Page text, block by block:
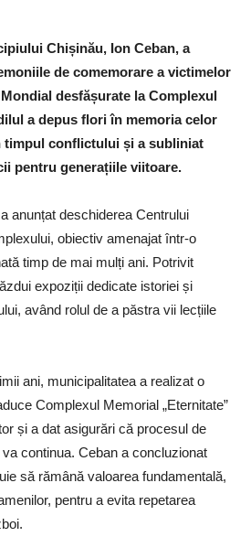
Chișinău, Ion Ceban, a
de comemorare a victimelor
desfășurate la Complexul
a depus flori în memoria celor
timpul conflictului și a subliniat
pentru generațiile viitoare.
anunțat deschiderea Centrului
obiectiv amenajat într-o
timp de mai mulți ani. Potrivit
expoziții dedicate istoriei și
având rolul de a păstra vii lecțiile
ani, municipalitatea a realizat o
Complexul Memorial „Eternitate”
și a dat asigurări că procesul de
continua. Ceban a concluzionat
să rămână valoarea fundamentală,
pentru a evita repetarea